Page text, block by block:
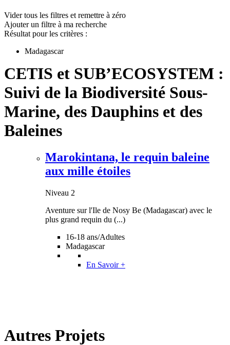
Vider tous les filtres et remettre à zéro
Ajouter un filtre à ma recherche
Résultat pour les critères :
Madagascar
CETIS et SUB’ECOSYSTEM :
Suivi de la Biodiversité Sous-
Marine, des Dauphins et des
Baleines
Marokintana, le requin baleine
aux mille étoiles
Niveau 2
Aventure sur l'Ile de Nosy Be (Madagascar) avec le
plus grand requin du (...)
16-18 ans/Adultes
Madagascar
En Savoir +
Autres Projets